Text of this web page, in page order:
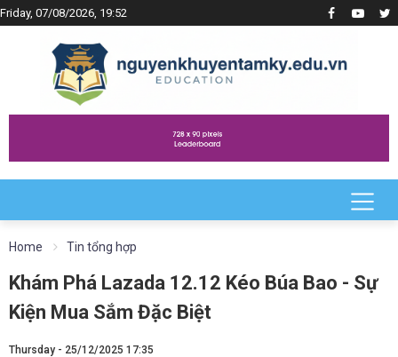
Friday, 07/08/2026, 19:52
Home Tin tổng hợp
Khám Phá Lazada 12.12 Kéo Búa Bao - Sự
Kiện Mua Sắm Đặc Biệt
Thursday - 25/12/2025 17:35